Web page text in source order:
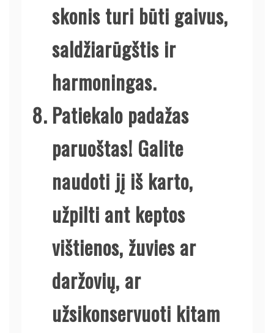
skonis turi būti gaivus,
saldžiarūgštis ir
harmoningas.
Patiekalo padažas
paruoštas! Galite
naudoti jį iš karto,
užpilti ant keptos
vištienos, žuvies ar
daržovių, ar
užsikonservuoti kitam